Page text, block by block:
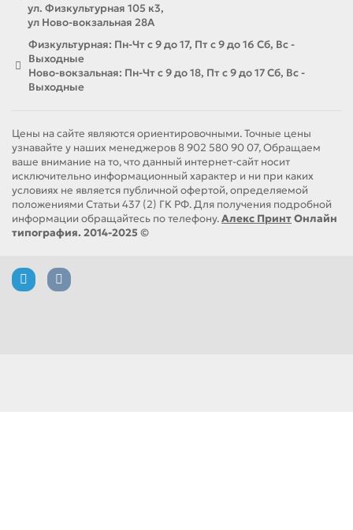
ул. Физкультурная 105 к3,
ул Ново-вокзальная 28А
Физкультурная: Пн-Чт с 9 до 17, Пт с 9 до 16 Сб, Вс -
Выходные
Ново-вокзальная: Пн-Чт с 9 до 18, Пт с 9 до 17 Сб, Вс -
Выходные
Цены на сайте являются ориентировочными. Точные цены
узнавайте у наших менеджеров 8 902 580 90 07, Обращаем
ваше внимание на то, что данный интернет-сайт носит
исключительно информационный характер и ни при каких
условиях не является публичной офертой, определяемой
положениями Статьи 437 (2) ГК РФ. Для получения подробной
информации обращайтесь по телефону.Алекс ПринтОнлайн
типография. 2014-2025 ©